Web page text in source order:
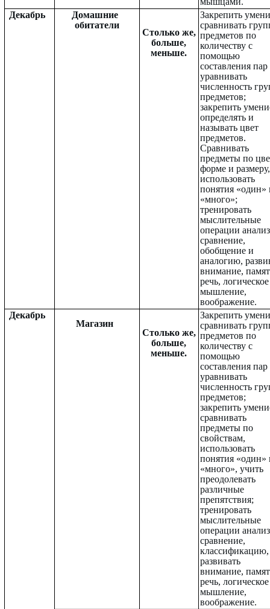
Декабрь
Домашние
обитатели
Столько же,
больше,
меньше.
Закрепить
сравнивать
предметов по
количеству с
помощью
составления пар
уравнивать
численность
предметов;
закрепить
определять и
называть цвет
предметов.
Сравнивать
предметы по
форме и размеру,
использовать
понятия «один»
«много»;
тренировать
мыслительные
операции
сравнение,
обобщение и
аналогию,
внимание,
речь, логическое
мышление,
воображение.
Декабрь
Магазин
Столько же,
больше,
меньше.
Закрепить
сравнивать
предметов по
количеству с
помощью
составления пар
уравнивать
численность
предметов;
закрепить
сравнивать
предметы по
свойствам,
использовать
понятия «один»
«много», учить
преодолевать
различные
препятствия;
тренировать
мыслительные
операции
сравнение,
классификацию,
развивать
внимание,
речь, логическое
мышление,
воображение.